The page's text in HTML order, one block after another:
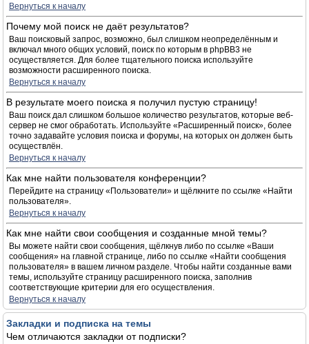
Вернуться к началу
Почему мой поиск не даёт результатов?
Ваш поисковый запрос, возможно, был слишком неопределённым и
включал много общих условий, поиск по которым в phpBB3 не
осуществляется. Для более тщательного поиска используйте
возможности расширенного поиска.
Вернуться к началу
В результате моего поиска я получил пустую страницу!
Ваш поиск дал слишком большое количество результатов, которые веб-
сервер не смог обработать. Используйте «Расширенный поиск», более
точно задавайте условия поиска и форумы, на которых он должен быть
осуществлён.
Вернуться к началу
Как мне найти пользователя конференции?
Перейдите на страницу «Пользователи» и щёлкните по ссылке «Найти
пользователя».
Вернуться к началу
Как мне найти свои сообщения и созданные мной темы?
Вы можете найти свои сообщения, щёлкнув либо по ссылке «Ваши
сообщения» на главной странице, либо по ссылке «Найти сообщения
пользователя» в вашем личном разделе. Чтобы найти созданные вами
темы, используйте страницу расширенного поиска, заполнив
соответствующие критерии для его осуществления.
Вернуться к началу
Закладки и подписка на темы
Чем отличаются закладки от подписки?